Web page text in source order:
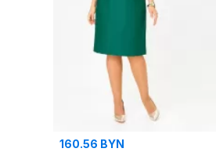
160.56 BYN